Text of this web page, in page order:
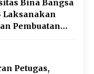
Bina Bangsa
Laksanakan
Pembuatan
Cempaka
Petugas,